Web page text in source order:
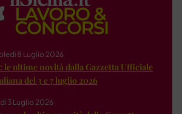
8 Luglio 2026
le ultime novità dalla Gazzetta Ufficiale
del 3 e 7 luglio 2026
3 Luglio 2026